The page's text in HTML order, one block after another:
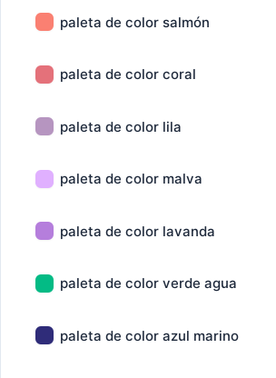
paleta de color salmón
paleta de color coral
paleta de color lila
paleta de color malva
paleta de color lavanda
paleta de color verde agua
paleta de color azul marino